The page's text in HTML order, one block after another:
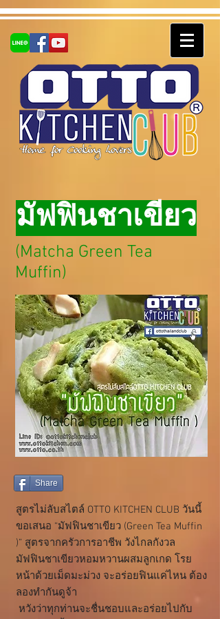
มัฟฟินชาเขียว
(Matcha Green Tea
Muffin)
Share
สูตรไม่ลับสไตล์ OTTO KITCHEN CLUB วันนี้
ขอเสนอ “มัฟฟินชาเขียว (Green Tea Muffin
)” สูตรจากครัวการอาชีพ วังไกลกังวล
มัฟฟินชาเขียวหอมหวานผสมลูกเกด โรย
หน้าด้วยเม็ดมะม่วง จะอร่อยฟินแค่ไหน ต้อง
ลองทำกันดูจ้า
หวังว่าทุกท่านจะชื่นชอบและอร่อยไปกับ